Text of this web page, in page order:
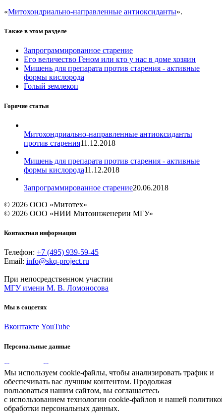
«Митохондриально-направленные антиоксиданты».
Также в этом разделе
Запрограммированное старение
Его величество Геном или кто у нас в доме хозяин
Мишень для препарата против старения - активные
формы кислорода
Голый землекоп
Горячие статьи
Митохондриально-направленные антиоксиданты
против старения11.12.2018
Мишень для препарата против старения - активные
формы кислорода11.12.2018
Запрограммированное старение20.06.2018
Мы используем cookie-файлы, чтобы анализировать трафик и
обеспечивать вас лучшим контентом. Продолжая
пользоваться нашим сайтом, вы соглашаетесь
с использованием технологии cookie-файлов и нашей
обработки персональных данных.
© 2026 ООО «Митотех»
© 2026 ООО «НИИ Митоинженерии МГУ»
Контактная информация
Телефон: +7 (495) 939-59-45
Email: info@skq-project.ru
При непосредственном участии
МГУ имени М. В. Ломоносова
Мы в соцсетях
Вконтакте YouTube
Персональные данные
ПоложениеПоложение о порядке хранения и защиты
персональных данных пользователей
Разработка сайта: Дмитрий Фырнин